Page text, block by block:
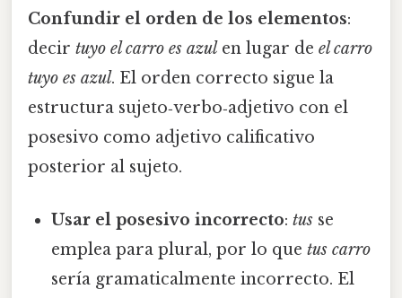
Confundir el orden de los elementos:
decir tuyo el carro es azul en lugar de el carro
tuyo es azul. El orden correcto sigue la
estructura sujeto‑verbo‑adjetivo con el
posesivo como adjetivo calificativo
posterior al sujeto.
Usar el posesivo incorrecto:tus se
emplea para plural, por lo quetus carro
sería gramaticalmente incorrecto. El